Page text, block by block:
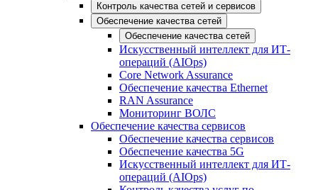
Контроль качества сетей и сервисов
Обеспечение качества сетей
Обеспечение качества сетей
Искусственный интеллект для ИТ-
операций (AIOps)
Core Network Assurance
Обеспечение качества Ethernet
RAN Assurance
Мониторинг ВОЛС
Обеспечение качества сервисов
Обеспечение качества сервисов
Обеспечение качества 5G
Искусственный интеллект для ИТ-
операций (AIOps)